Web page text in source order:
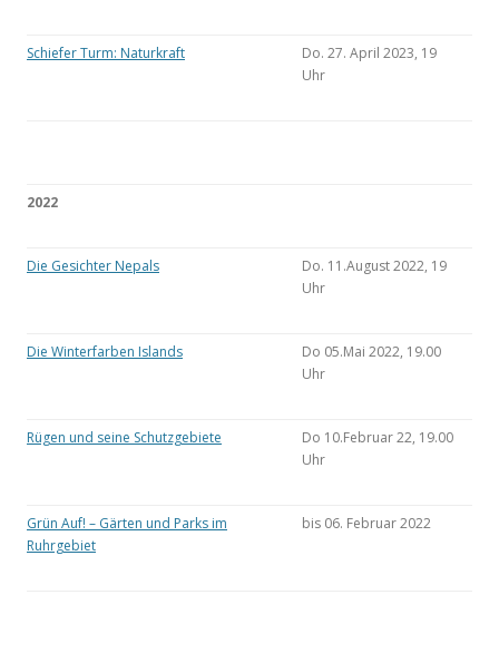
Schiefer Turm: Naturkraft
Do. 27. April 2023, 19
Uhr
2022
Die Gesichter Nepals
Do. 11.August 2022, 19
Uhr
Die Winterfarben Islands
Do 05.Mai 2022, 19.00
Uhr
Rügen und seine Schutzgebiete
Do 10.Februar 22, 19.00
Uhr
Grün Auf! – Gärten und Parks im
Ruhrgebiet
bis 06. Februar 2022